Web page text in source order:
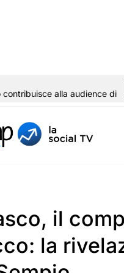
contribuisce alla audience di
il
la